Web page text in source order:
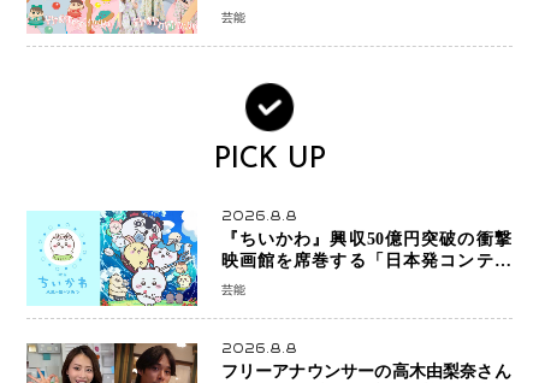
芸能
PICK UP
2026.8.8
『ちいかわ』興収50億円突破の衝撃
映画館を席巻する「日本発コンテン
ツ」の強さ スパイダーマン、モアナ
芸能
2026.8.8
フリーアナウンサーの高木由梨奈さん